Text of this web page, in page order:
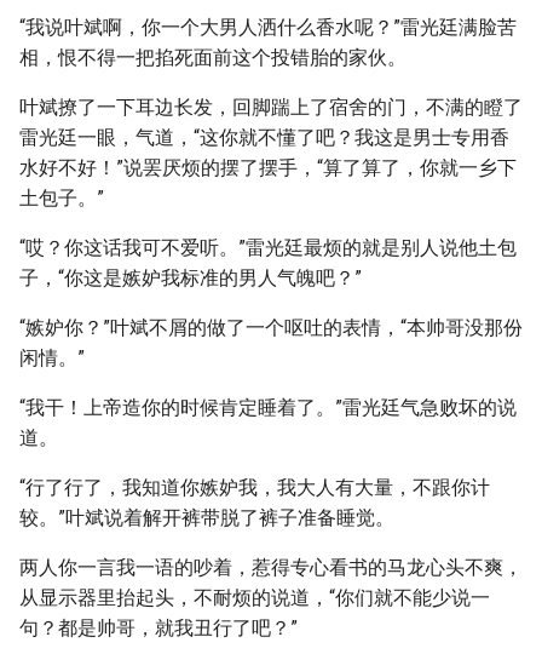
“我说叶斌啊，你一个大男人洒什么香水呢？”雷光廷满脸苦
相，恨不得一把掐死面前这个投错胎的家伙。
叶斌撩了一下耳边长发，回脚踹上了宿舍的门，不满的瞪了
雷光廷一眼，气道，“这你就不懂了吧？我这是男士专用香
水好不好！”说罢厌烦的摆了摆手，“算了算了，你就一乡下
土包子。”
“哎？你这话我可不爱听。”雷光廷最烦的就是别人说他土包
子，“你这是嫉妒我标准的男人气魄吧？”
“嫉妒你？”叶斌不屑的做了一个呕吐的表情，“本帅哥没那份
闲情。”
“我干！上帝造你的时候肯定睡着了。”雷光廷气急败坏的说
道。
“行了行了，我知道你嫉妒我，我大人有大量，不跟你计
较。”叶斌说着解开裤带脱了裤子准备睡觉。
两人你一言我一语的吵着，惹得专心看书的马龙心头不爽，
从显示器里抬起头，不耐烦的说道，“你们就不能少说一
句？都是帅哥，就我丑行了吧？”